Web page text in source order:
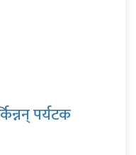
पर्यटक